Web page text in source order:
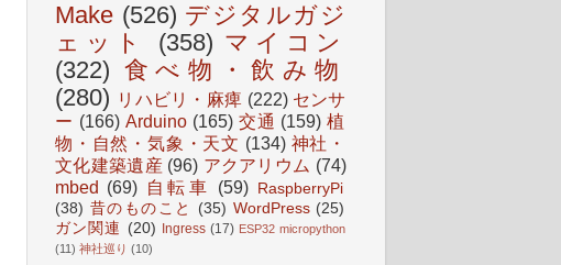
Make (526) デジタルガジ
ェット
(358) マイコン
(322) 食べ物・飲み物
(280) リハビリ・麻痺 (222) センサ
ー (166) Arduino (165) 交通 (159) 植
物・自然・気象・天文 (134) 神社・
文化建築遺産 (96) アクアリウム (74)
mbed (69) 自転車 (59)
RaspberryPi
(38) 昔のものこと (35) WordPress (25)
ガン関連 (20) Ingress (17) ESP32 micropython
(11) 神社巡り (10)